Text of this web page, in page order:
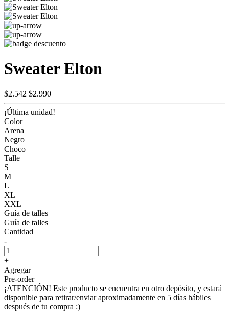
Sweater Elton
$2.542 $2.990
¡Última unidad!
Color
Arena
Negro
Choco
Talle
S
M
L
XL
XXL
Guía de talles
Guía de talles
Cantidad
-
+
Agregar
Pre-order
¡ATENCIÓN! Este producto se encuentra en otro depósito, y estará
disponible para retirar/enviar aproximadamente en 5 días hábiles
después de tu compra :)